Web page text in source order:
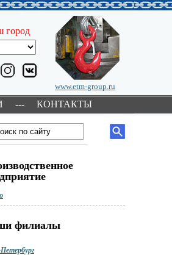
www.etm-group.ru
--- КОНТАКТЫ
город
филиалы